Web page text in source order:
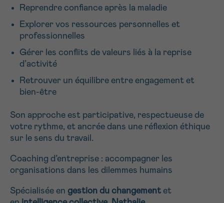
Reprendre confiance après la maladie
Explorer vos ressources personnelles et
professionnelles
Gérer les conflits de valeurs liés à la reprise
d’activité
Retrouver un équilibre entre engagement et
bien-être
Son approche est participative, respectueuse de
votre rythme, et ancrée dans une réflexion éthique
sur le sens du travail.
Coaching d’entreprise : accompagner les
organisations dans les dilemmes humains
Spécialisée en gestion du changement et